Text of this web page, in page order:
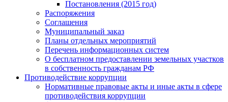
Постановления (2015 год)
Распоряжения
Соглашения
Муниципальный заказ
Планы отдельных мероприятий
Перечень информационных систем
О бесплатном предоставлении земельных участков
в собственность гражданам РФ
Противодействие коррупции
Нормативные правовые акты и иные акты в сфере
противодействия коррупции